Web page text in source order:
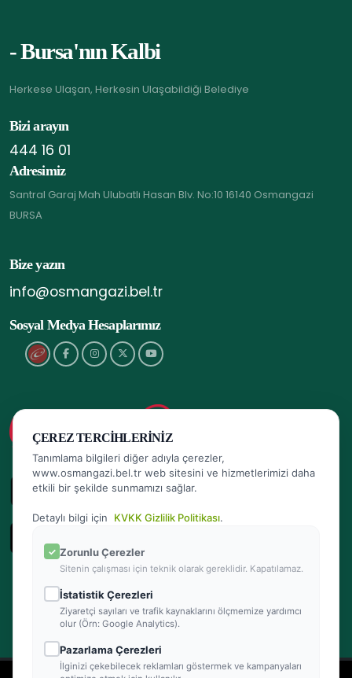
- Bursa'nın Kalbi
Herkese Ulaşan, Herkesin Ulaşabildiği Belediye
Bizi arayın
444 16 01
Adresimiz
Santral Garaj Mah Ulubatlı Hasan Blv. No:10 16140 Osmangazi
BURSA
Bize yazın
info@osmangazi.bel.tr
Sosyal Medya Hesaplarımız
ÇEREZ TERCIHLERINIZ
Tanımlama bilgileri diğer adıyla çerezler,
www.osmangazi.bel.tr web sitesini ve hizmetlerimizi daha
etkili bir şekilde sunmamızı sağlar.
Detaylı bilgi için KVKK Gizlilik Politikası.
Zorunlu Çerezler
Sitenin çalışması için teknik olarak gereklidir. Kapatılamaz.
İstatistik Çerezleri
Ziyaretçi sayıları ve trafik kaynaklarını ölçmemize yardımcı
olur (Örn: Google Analytics).
Pazarlama Çerezleri
İlginizi çekebilecek reklamları göstermek ve kampanyaları